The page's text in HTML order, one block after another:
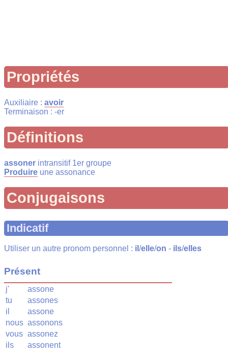
Propriétés
Auxiliaire : avoir
Terminaison : -er
Définitions
assoner intransitif 1er groupe
Produire une assonance
Conjugaisons
Indicatif
Utiliser un autre pronom personnel : il /elle/on - ils/elles
Présent
j'
assone
tu
assones
il
assone
nous assonons
vous assonez
ils
assonent